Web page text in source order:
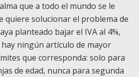
que a todo el mundo se le
quiere solucionar el problema de
planteado bajar el IVA al 4%,
ningún artículo de mayor
que corresponda: solo para
de edad, nunca para segunda